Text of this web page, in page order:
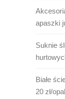
apaszki
Suknie
Białe
20 zł/